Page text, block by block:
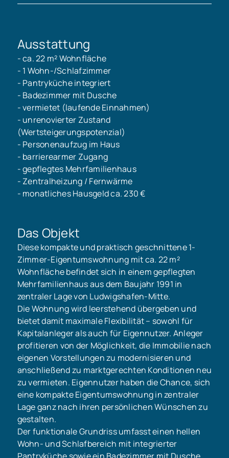
Ausstattung
- ca. 22 m² Wohnfläche
- 1 Wohn-/Schlafzimmer
- Pantryküche integriert
- Badezimmer mit Dusche
- vermietet (laufende Einnahmen)
- unrenovierter Zustand
(Wertsteigerungspotenzial)
- Personenaufzug im Haus
- barrierearmer Zugang
- gepflegtes Mehrfamilienhaus
- Zentralheizung / Fernwärme
- monatliches Hausgeld ca. 230 €
Das Objekt
Diese kompakte und praktisch geschnittene 1-
Zimmer-Eigentumswohnung mit ca. 22 m²
Wohnfläche befindet sich in einem gepflegten
Mehrfamilienhaus aus dem Baujahr 1991 in
zentraler Lage von Ludwigshafen-Mitte.
Die Wohnung wird leerstehend übergeben und
bietet damit maximale Flexibilität – sowohl für
Kapitalanleger als auch für Eigennutzer. Anleger
profitieren von der Möglichkeit, die Immobilie nach
eigenen Vorstellungen zu modernisieren und
anschließend zu marktgerechten Konditionen neu
zu vermieten. Eigennutzer haben die Chance, sich
eine kompakte Eigentumswohnung in zentraler
Lage ganz nach ihren persönlichen Wünschen zu
gestalten.
Der funktionale Grundriss umfasst einen hellen
Wohn- und Schlafbereich mit integrierter